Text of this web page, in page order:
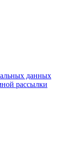
данных
рассылки